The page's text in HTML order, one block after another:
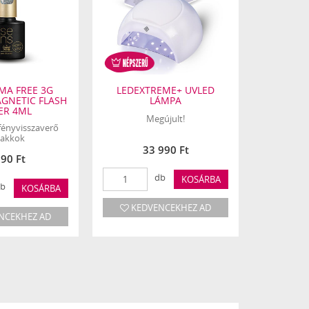
szín
FREE 3G
FLASH
4ML
Ft
KOSÁRBA
AD
LEDEXTREME+ UVLED
LÁMPA
Megújult!
33 990 Ft
db KOSÁRBA
KEDVENCEKHEZ AD